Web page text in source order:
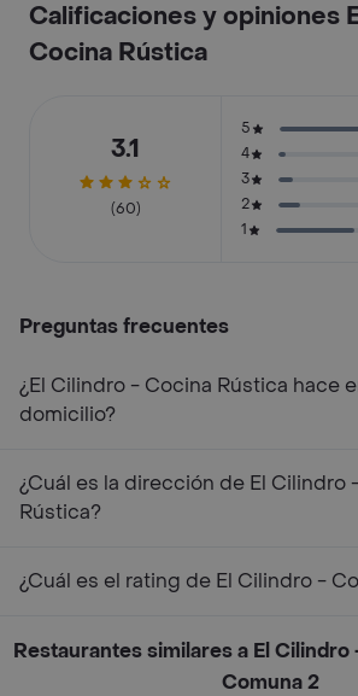
Calificaciones y opiniones
Cocina Rústica
3.1
(60)
5
4
3
2
1
Preguntas frecuentes
¿El Cilindro - Cocina Rústica hace
domicilio?
¿Cuál es la dirección de El Cilindro
Rústica?
¿Cuál es el rating de El Cilindro -
Restaurantes similares a El
Comuna 2